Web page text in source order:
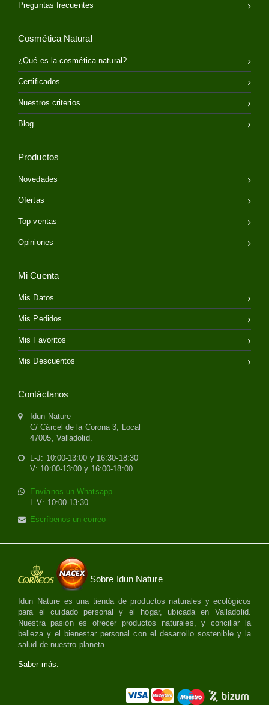
Preguntas frecuentes
Cosmética Natural
¿Qué es la cosmética natural?
Certificados
Nuestros criterios
Blog
Productos
Novedades
Ofertas
Top ventas
Opiniones
Mi Cuenta
Mis Datos
Mis Pedidos
Mis Favoritos
Mis Descuentos
Contáctanos
Idun Nature
C/ Cárcel de la Corona 3, Local
47005, Valladolid.
L-J: 10:00-13:00 y 16:30-18:30
V: 10:00-13:00 y 16:00-18:00
Envíanos un Whatsapp
L-V: 10:00-13:30
Escríbenos un correo
Sobre Idun Nature
Idun Nature es una tienda de productos naturales y ecológicos
para el cuidado personal y el hogar, ubicada en Valladolid.
Nuestra pasión es ofrecer productos naturales, y conciliar la
belleza y el bienestar personal con el desarrollo sostenible y la
salud de nuestro planeta.
Saber más.